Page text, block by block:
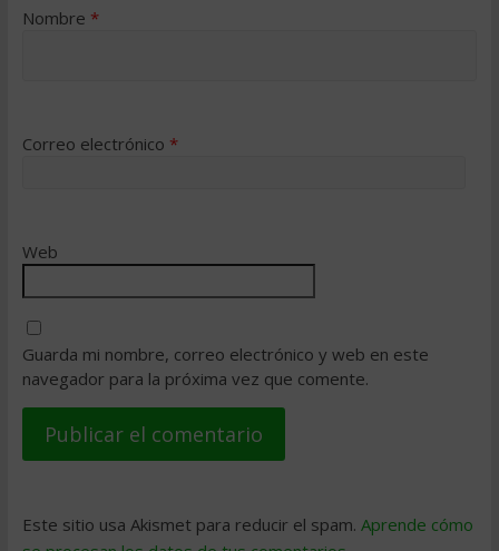
Nombre *
Correo electrónico *
Web
Guarda mi nombre, correo electrónico y web en este
navegador para la próxima vez que comente.
Este sitio usa Akismet para reducir el spam. Aprende cómo